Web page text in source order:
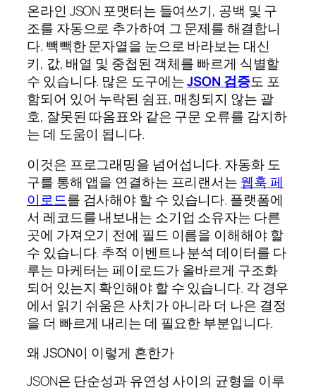
온라인 JSON 포맷터는 들여쓰기, 공백 및 구
조를 자동으로 추가하여 그 문제를 해결합니
다. 빽빽한 문자열을 눈으로 바라보는 대신
키, 값, 배열 및 중첩된 객체를 빠르게 식별할
수 있습니다. 많은 도구에는JSON 검증도 포
함되어 있어 누락된 쉼표, 매칭되지 않는 괄
호, 잘못된 따옴표와 같은 구문 오류를 감지하
는 데 도움이 됩니다.
이것은 프로그래밍을 넘어섭니다. 자동화 도
구를 통해 앱을 연결하는 프리랜서는 웹훅 페
이로드를 검사해야 할 수 있습니다. 플랫폼에
서 레코드를 내보내는 소기업 소유자는 다른
곳에 가져오기 전에 필드 이름을 이해해야 할
수 있습니다. 추적 이벤트나 분석 데이터를 다
루는 마케터는 페이로드가 올바르게 구조화
되어 있는지 확인해야 할 수 있습니다. 각 경우
에서 읽기 쉬움은 사치가 아니라 더 나은 결정
을 더 빠르게 내리는 데 필요한 부분입니다.
왜 JSON이 이렇게 흔한가
JSON은 단순성과 유연성 사이의 균형을 이루